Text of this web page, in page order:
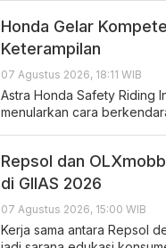
Honda Gelar
Keterampilan
07 Agustus 2026, 18:11 WIB
Astra Honda Safety Riding
menularkan cara
Repsol dan
di GIIAS 2026
07 Agustus 2026, 15:00 WIB
Kerja sama antara Repsol